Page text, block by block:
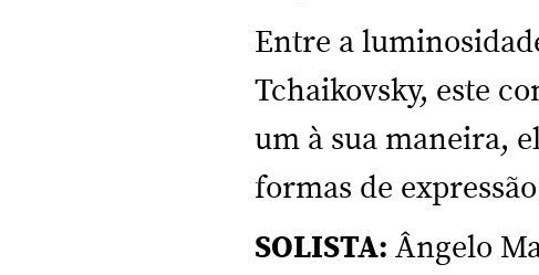
Entre a
Tchaikovsky, este
um à sua maneira,
formas de
SOLISTA: Ângelo